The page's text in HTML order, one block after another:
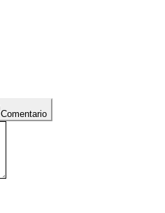
Comentario